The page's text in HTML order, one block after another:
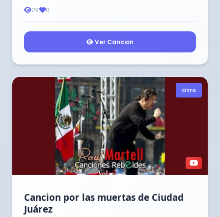
2K 0
Ver Cancion
Otro
Cancion por las muertas de Ciudad
Juárez